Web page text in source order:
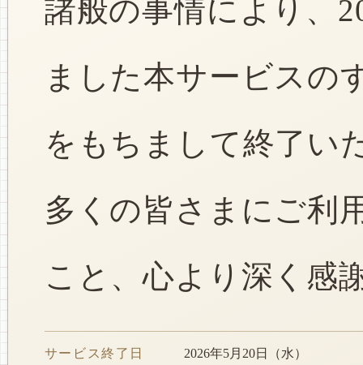
諸般の事情により、
ました本サービスの
をもちまして終了い
多くの皆さまにご利
こと、心より深く感
サービス終了日 2026年5月20日（水）